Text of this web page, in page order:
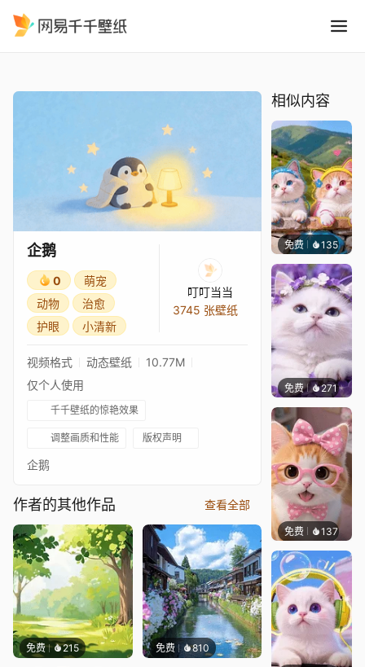
企鹅
0
萌宠
动物
治愈
护眼
小清新
叮叮当当
3745 张壁纸
视频格式 动态壁纸
10.77M
仅个人使用
千千壁纸的惊艳效果
调整画质和性能 版权声明
企鹅
作者的其他作品 查看全部
免费 215 免费 810
相似内容
免费 135豆子
免费 271豆子
免费 137好看